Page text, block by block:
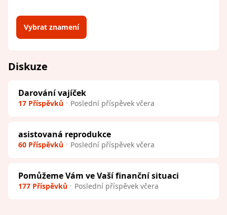
Vybrat znamení
Diskuze
Darování vajíček
17 Příspěvků Poslední příspěvek včera
asistovaná reprodukce
60 Příspěvků Poslední příspěvek včera
Pomůžeme Vám ve Vaší finanční situaci
177 Příspěvků Poslední příspěvek včera